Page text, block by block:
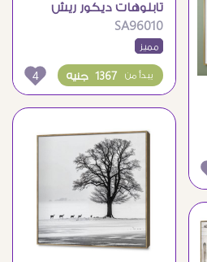
تابلوهات ديكور ريش
ذهبى فخم بخلفية
زرقاء
SA96010
مميز
1367 جنيه يبدأ من 4